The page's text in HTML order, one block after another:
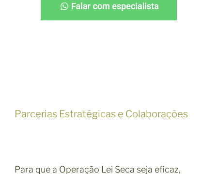
Parcerias Estratégicas e Colaborações
Para que a Operação Lei Seca seja eficaz,